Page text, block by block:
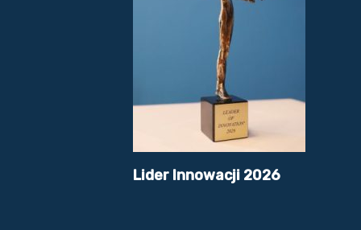
Lider Innowacji 2026